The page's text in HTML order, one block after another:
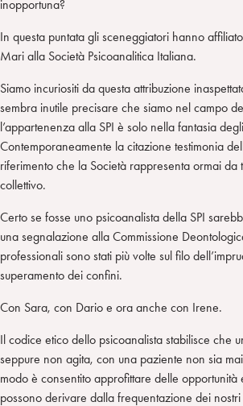
inopportuna?
In questa puntata gli sceneggiatori hanno
Mari alla Società Psicoanalitica Italiana.
Siamo incuriositi da questa attribuzione
sembra inutile precisare che siamo nel campo
l’appartenenza alla SPI è solo nella fantasia
Contemporaneamente la citazione testimonia
riferimento che la Società rappresenta ormai da
collettivo.
Certo se fosse uno psicoanalista della SPI
una segnalazione alla Commissione
professionali sono stati più volte sul filo
superamento dei confini.
Con Sara, con Dario e ora anche con Irene.
Il codice etico dello psicoanalista stabilisce che
seppure non agita, con una paziente non sia
modo è consentito approfittare delle
possono derivare dalla frequentazione dei